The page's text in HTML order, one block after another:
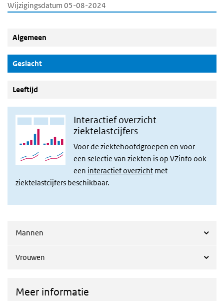
Wijzigingsdatum 05-08-2024
Algemeen
Geslacht(Actieve knop)
Leeftijd
Interactief overzicht
ziektelastcijfers
Voor de ziektehoofdgroepen en voor
een selectie van ziekten is op VZinfo ook
een interactief overzicht met
ziektelastcijfers beschikbaar.
Mannen
Vrouwen
Meer informatie